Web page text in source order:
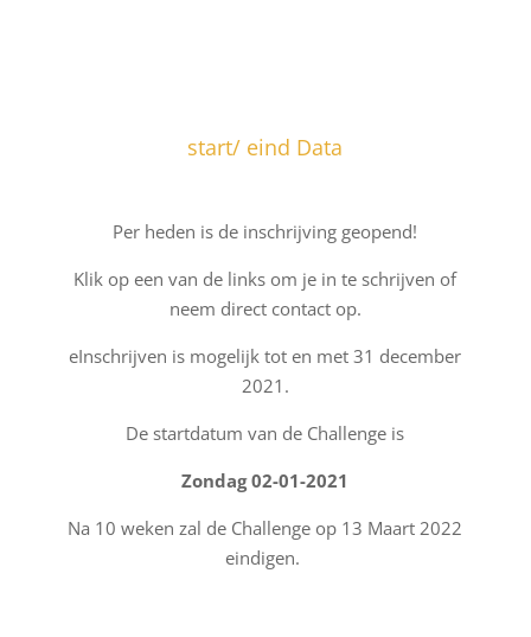
start/ eind Data
Per heden is de inschrijving geopend!
Klik op een van de links om je in te schrijven of
neem direct contact op.
eInschrijven is mogelijk tot en met 31 december
2021.
De startdatum van de Challenge is
Zondag 02-01-2021
Na 10 weken zal de Challenge op 13 Maart 2022
eindigen.